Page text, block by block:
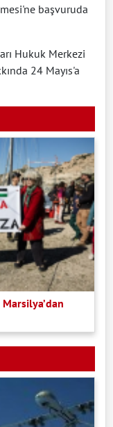
başvuruda
Hukuk Merkezi
24 Mayıs'a